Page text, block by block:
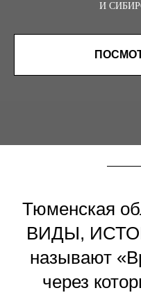
И
Тюменская
ВИДЫ,
называют
через